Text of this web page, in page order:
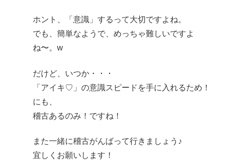
ホント、「意識」するって大切ですよね。
でも、簡単なようで、めっちゃ難しいですよ
ね〜。w
だけど、いつか・・・
「アイキ♡」の意識スピードを手に入れるため！
にも、
稽古あるのみ！ですね！
また一緒に稽古がんばって行きましょう♪
宜しくお願いします！